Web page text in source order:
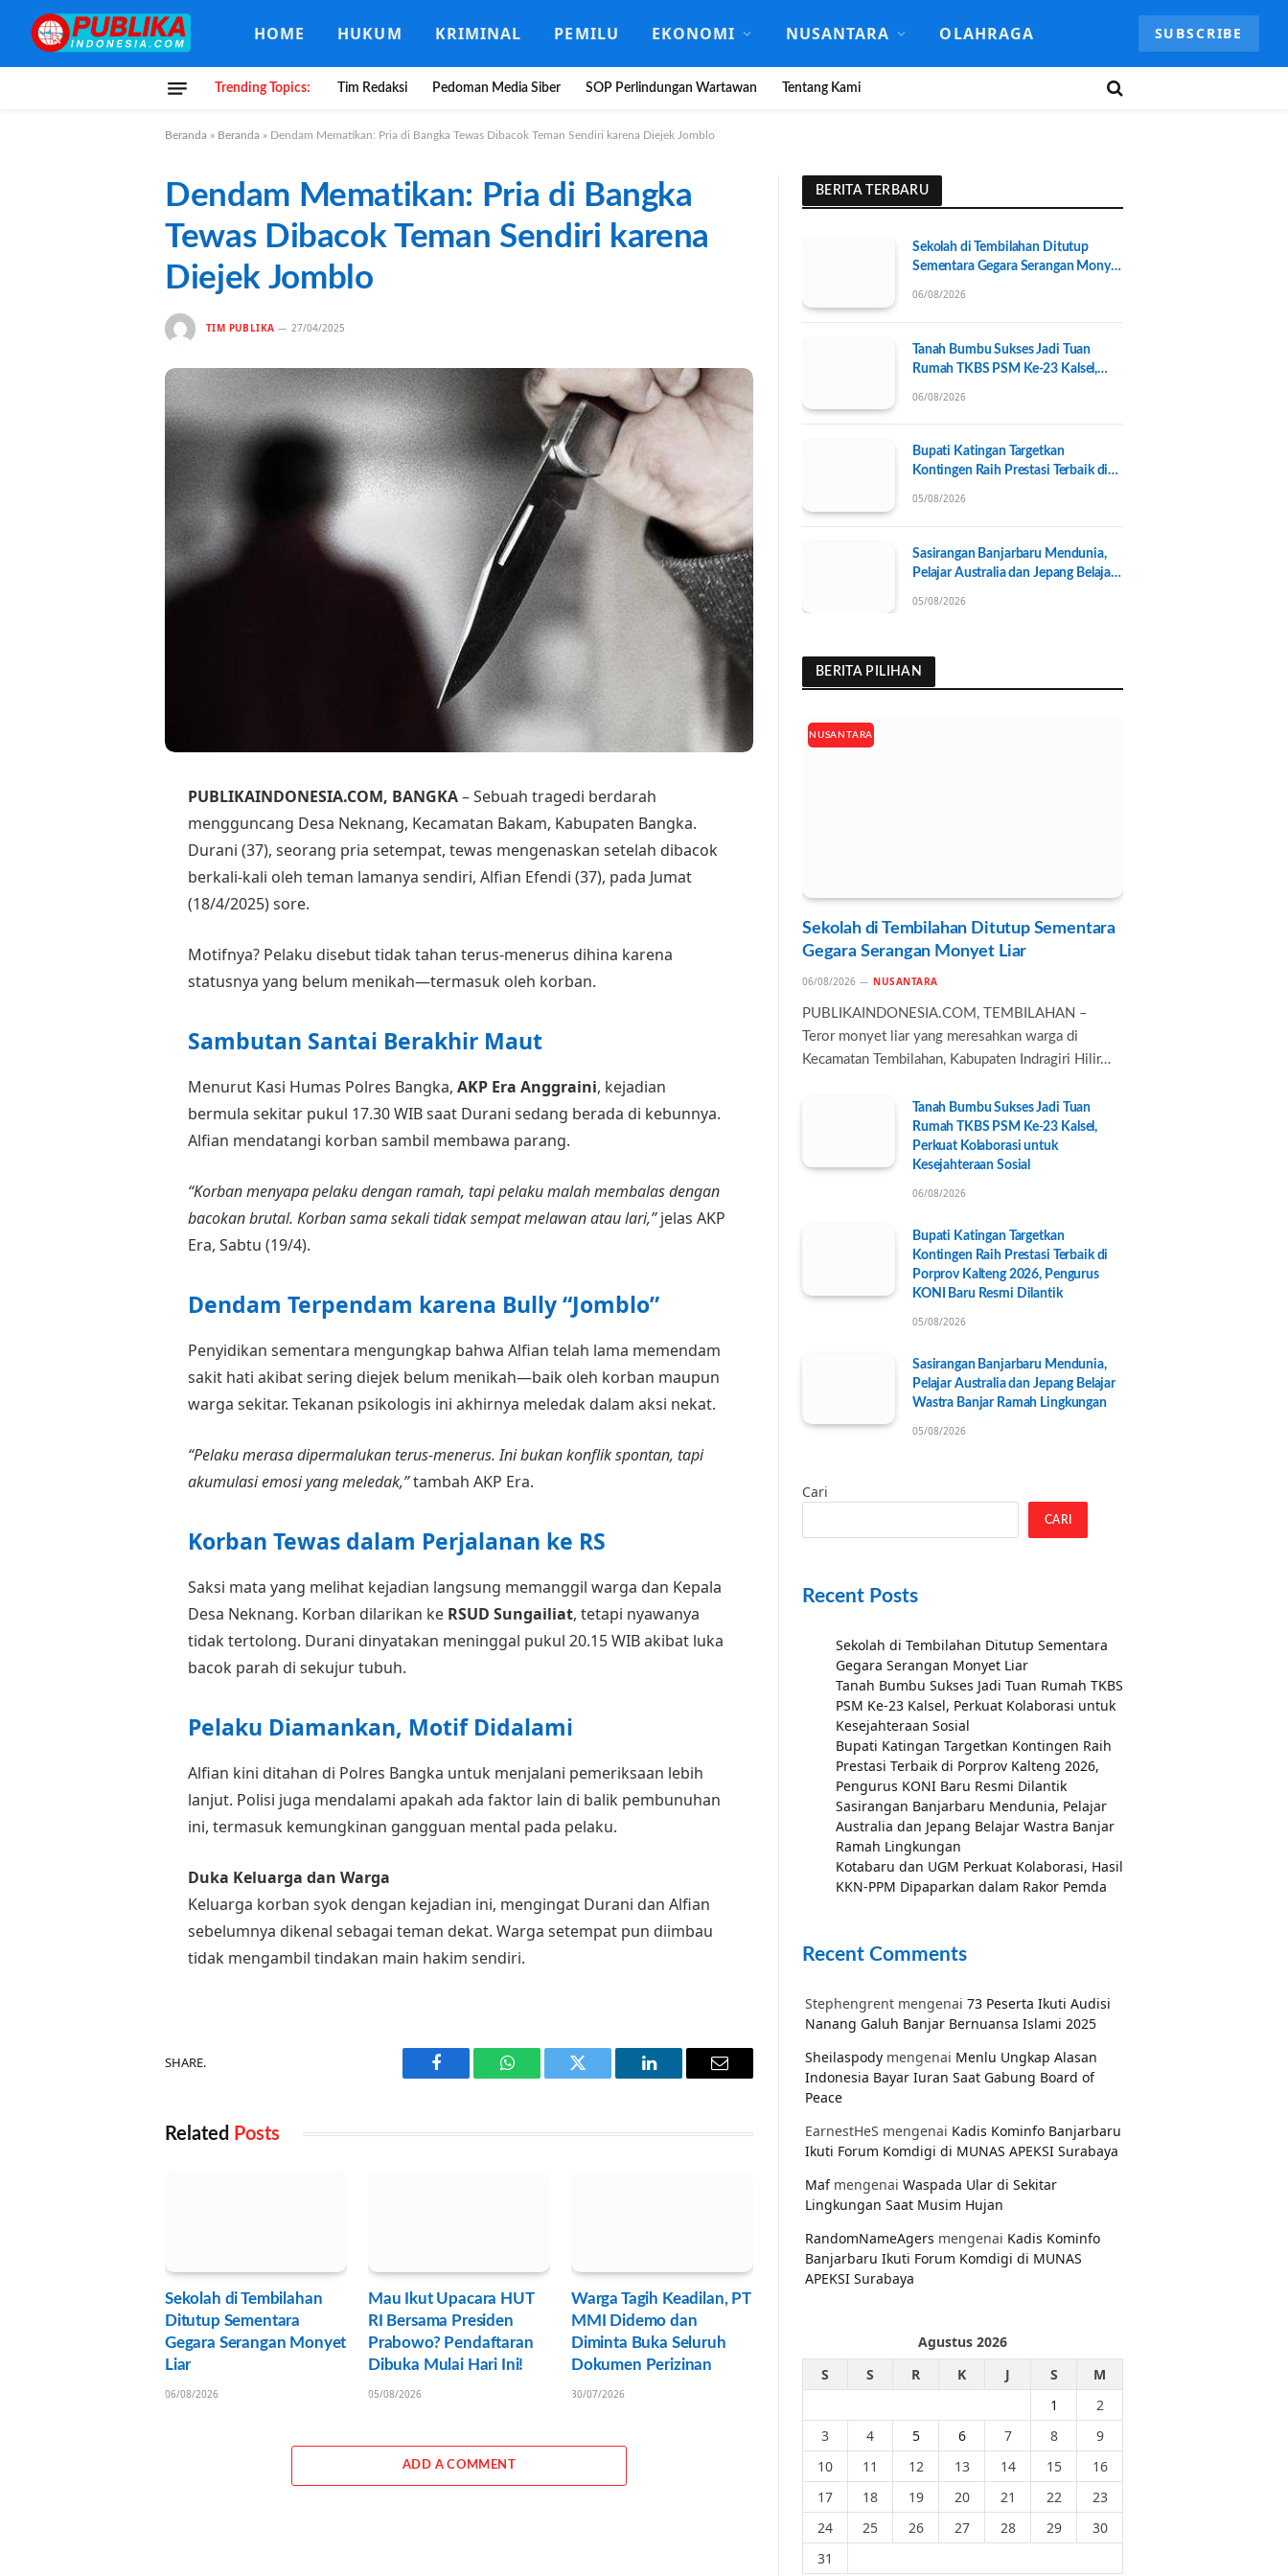
HOME HUKUM KRIMINAL PEMILU EKONOMI NUSANTARA OLAHRAGA SUBSCRIBE
Trending Topics: Tim Redaksi Pedoman Media Siber SOP Perlindungan Wartawan Tentang Kami
Beranda » Beranda » Dendam Mematikan: Pria di Bangka Tewas Dibacok Teman Sendiri karena Diejek Jomblo
Dendam Mematikan: Pria di Bangka
Tewas Dibacok Teman Sendiri karena
Diejek Jomblo
TIM PUBLIKA 27/04/2025
PUBLIKAINDONESIA.COM, BANGKA– Sebuah tragedi berdarah
mengguncang Desa Neknang, Kecamatan Bakam, Kabupaten Bangka.
Durani (37), seorang pria setempat, tewas mengenaskan setelah dibacok
berkali-kali oleh teman lamanya sendiri, Alfian Efendi (37), pada Jumat
(18/4/2025) sore.
Motifnya? Pelaku disebut tidak tahan terus-menerus dihina karena
statusnya yang belum menikah—termasuk oleh korban.
Sambutan Santai Berakhir Maut
Menurut Kasi Humas Polres Bangka,AKP Era Anggraini, kejadian
bermula sekitar pukul 17.30 WIB saat Durani sedang berada di kebunnya.
Alfian mendatangi korban sambil membawa parang.
“Korban menyapa pelaku dengan ramah, tapi pelaku malah membalas dengan
bacokan brutal. Korban sama sekali tidak sempat melawan atau lari,”jelas AKP
Era, Sabtu (19/4).
Dendam Terpendam karena Bully “Jomblo”
Penyidikan sementara mengungkap bahwa Alfian telah lama memendam
sakit hati akibat sering diejek belum menikah—baik oleh korban maupun
warga sekitar. Tekanan psikologis ini akhirnya meledak dalam aksi nekat.
“Pelaku merasa dipermalukan terus-menerus. Ini bukan konflik spontan, tapi
akumulasi emosi yang meledak,”tambah AKP Era.
Korban Tewas dalam Perjalanan ke RS
Saksi mata yang melihat kejadian langsung memanggil warga dan Kepala
Desa Neknang. Korban dilarikan ke RSUD Sungailiat, tetapi nyawanya
tidak tertolong. Durani dinyatakan meninggal pukul 20.15 WIB akibat luka
bacok parah di sekujur tubuh.
Pelaku Diamankan, Motif Didalami
Alfian kini ditahan di Polres Bangka untuk menjalani pemeriksaan lebih
lanjut. Polisi juga mendalami apakah ada faktor lain di balik pembunuhan
ini, termasuk kemungkinan gangguan mental pada pelaku.
Duka Keluarga dan Warga
Keluarga korban syok dengan kejadian ini, mengingat Durani dan Alfian
sebelumnya dikenal sebagai teman dekat. Warga setempat pun diimbau
tidak mengambil tindakan main hakim sendiri.
SHARE.
Facebook WhatsAppTwitter LinkedIn Email
Related Posts
Sekolah di Tembilahan
Ditutup Sementara
Gegara Serangan Monyet
Liar
06/08/2026
Mau Ikut Upacara HUT
RI Bersama Presiden
Prabowo? Pendaftaran
Dibuka Mulai Hari Ini!
05/08/2026
Warga Tagih Keadilan, PT
MMI Didemo dan
Diminta Buka Seluruh
Dokumen Perizinan
30/07/2026
ADD A COMMENT
BERITA TERBARU
Sekolah di Tembilahan Ditutup
Sementara Gegara Serangan Monyet
06/08/2026
Tanah Bumbu Sukses Jadi Tuan
Rumah TKBS PSM Ke-23 Kalsel,
06/08/2026
Bupati Katingan Targetkan
Kontingen Raih Prestasi Terbaik di
05/08/2026
Sasirangan Banjarbaru Mendunia,
Pelajar Australia dan Jepang Belajar
05/08/2026
BERITA PILIHAN
NUSANTARA
Sekolah di Tembilahan Ditutup Sementara
Gegara Serangan Monyet Liar
06/08/2026 NUSANTARA
PUBLIKAINDONESIA.COM, TEMBILAHAN –
Teror monyet liar yang meresahkan warga di
Kecamatan Tembilahan, Kabupaten Indragiri Hilir…
Tanah Bumbu Sukses Jadi Tuan
Rumah TKBS PSM Ke-23 Kalsel,
Perkuat Kolaborasi untuk
Kesejahteraan Sosial
06/08/2026
Bupati Katingan Targetkan
Kontingen Raih Prestasi Terbaik di
Porprov Kalteng 2026, Pengurus
KONI Baru Resmi Dilantik
05/08/2026
Sasirangan Banjarbaru Mendunia,
Pelajar Australia dan Jepang Belajar
Wastra Banjar Ramah Lingkungan
05/08/2026
Cari
CARI
Recent Posts
Sekolah di Tembilahan Ditutup Sementara
Gegara Serangan Monyet Liar
Tanah Bumbu Sukses Jadi Tuan Rumah TKBS
PSM Ke-23 Kalsel, Perkuat Kolaborasi untuk
Kesejahteraan Sosial
Bupati Katingan Targetkan Kontingen Raih
Prestasi Terbaik di Porprov Kalteng 2026,
Pengurus KONI Baru Resmi Dilantik
Sasirangan Banjarbaru Mendunia, Pelajar
Australia dan Jepang Belajar Wastra Banjar
Ramah Lingkungan
Kotabaru dan UGM Perkuat Kolaborasi, Hasil
KKN-PPM Dipaparkan dalam Rakor Pemda
Recent Comments
Stephengrent mengenai 73 Peserta Ikuti Audisi
Nanang Galuh Banjar Bernuansa Islami 2025
Sheilaspody mengenai Menlu Ungkap Alasan
Indonesia Bayar Iuran Saat Gabung Board of
Peace
EarnestHeS mengenai Kadis Kominfo Banjarbaru
Ikuti Forum Komdigi di MUNAS APEKSI Surabaya
Mafmengenai Waspada Ular di Sekitar
Lingkungan Saat Musim Hujan
RandomNameAgers mengenai Kadis Kominfo
Banjarbaru Ikuti Forum Komdigi di MUNAS
APEKSI Surabaya
Agustus 2026
S
S R K J S
M
1
2
3
4 5 6 7 8
9
10
11 12 13 14 15
16
17
18 19 20 21 22
23
24
25 26 27 28 29
30
31